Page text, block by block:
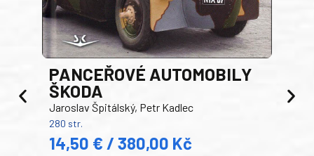
PANCEŘOVÉ AUTOMOBILY
ŠKODA
Jaroslav Špitálský, Petr Kadlec
280 str.
14,50 € / 380,00 Kč